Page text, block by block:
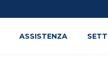
ASSISTENZA